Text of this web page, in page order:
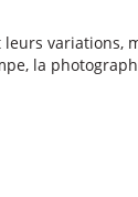
variations,
la